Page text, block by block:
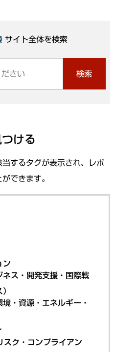
サイト全体を検索
検索
ける
するタグが表示され、レポ
できます。
ン
ス・開発支援・国際戦
・資源・エネルギー・
スク・コンプライアン